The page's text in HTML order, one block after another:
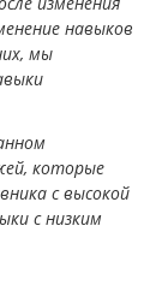
навыков
мы
которые
с высокой
с низким